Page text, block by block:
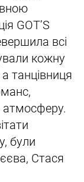
GOT’S
всі
кожну
танцівниця
атмосферу.
були
Стася